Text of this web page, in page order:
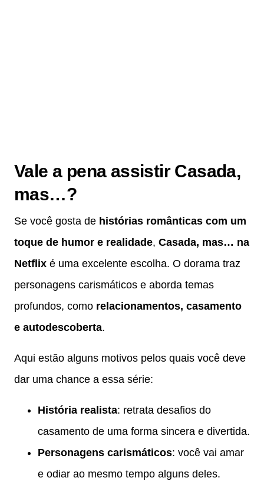
Vale a pena assistir Casada,
mas…?
Se você gosta de histórias românticas com um
toque de humor e realidade, Casada, mas… na
Netflix é uma excelente escolha. O dorama traz
personagens carismáticos e aborda temas
profundos, como relacionamentos, casamento
e autodescoberta.
Aqui estão alguns motivos pelos quais você deve
dar uma chance a essa série:
História realista: retrata desafios do
casamento de uma forma sincera e divertida.
Personagens carismáticos: você vai amar
e odiar ao mesmo tempo alguns deles.